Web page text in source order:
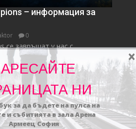
– информация за
0
се завръщат у нас с
Новини
НИ
за да бъдете на пулса на
и събитията в зала Арена
Армеец София